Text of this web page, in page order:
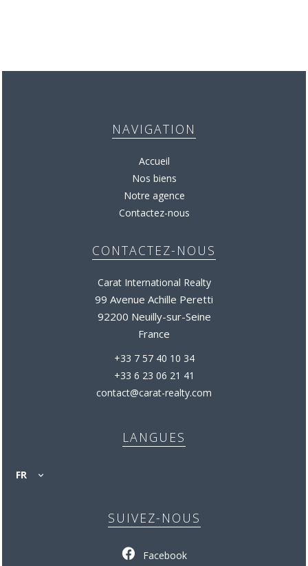
NAVIGATION
Accueil
Nos biens
Notre agence
Contactez-nous
CONTACTEZ-NOUS
Carat International Realty
99 Avenue Achille Peretti
92200 Neuilly-sur-Seine
France
+33 7 57 40 10 34
+33 6 23 06 21 41
contact@carat-realty.com
LANGUES
FR
SUIVEZ-NOUS
Facebook